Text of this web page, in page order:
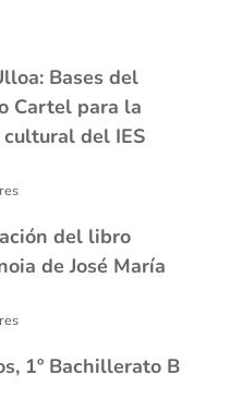
Bases del
Cartel para la
del IES
del libro
de José María
1º Bachillerato B